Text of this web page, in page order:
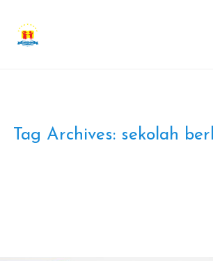
Tag Archives: sekolah